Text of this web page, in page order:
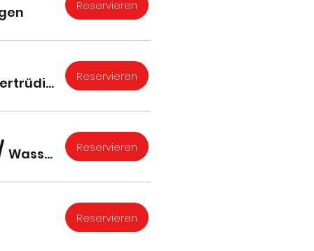
Reservieren
Wassertrüdingen Reservieren
Wassertrüdingen Reservieren
Reservieren